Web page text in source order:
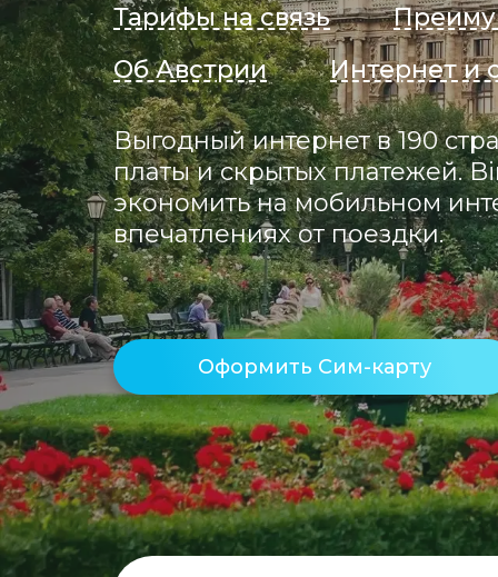
Тарифы на связь
Об Австрии
Интернет и
Выгодный интернет в 190
платы и скрытых платежей.
экономить на мобильном
впечатлениях от поездки.
Оформить Сим-карту